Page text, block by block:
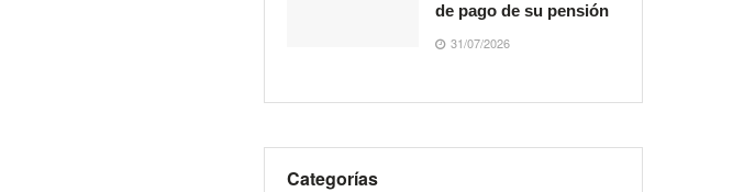
de pago de su pensión
31/07/2026
Categorías